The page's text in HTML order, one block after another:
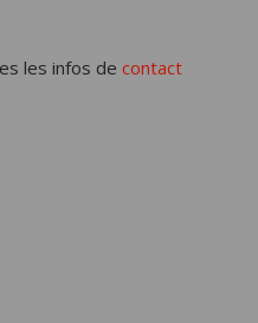
les infos de contact